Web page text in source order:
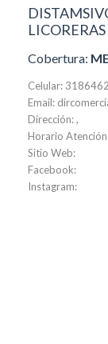
LICORERAS
Cobertura:
Celular:
Email:
Dirección: ,
Horario
Sitio Web:
Facebook:
Instagram: